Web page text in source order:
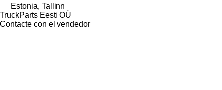
Estonia, Tallinn
TruckParts Eesti OÜ
Contacte con el vendedor